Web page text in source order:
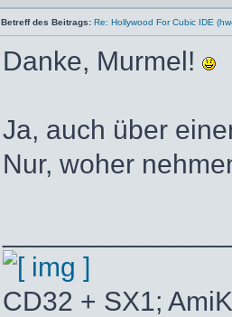
Betreff des Beitrags: Re: Hollywood For Cubic IDE
Danke, Murmel!
Ja, auch über
Nur, woher
CD32 + SX1;